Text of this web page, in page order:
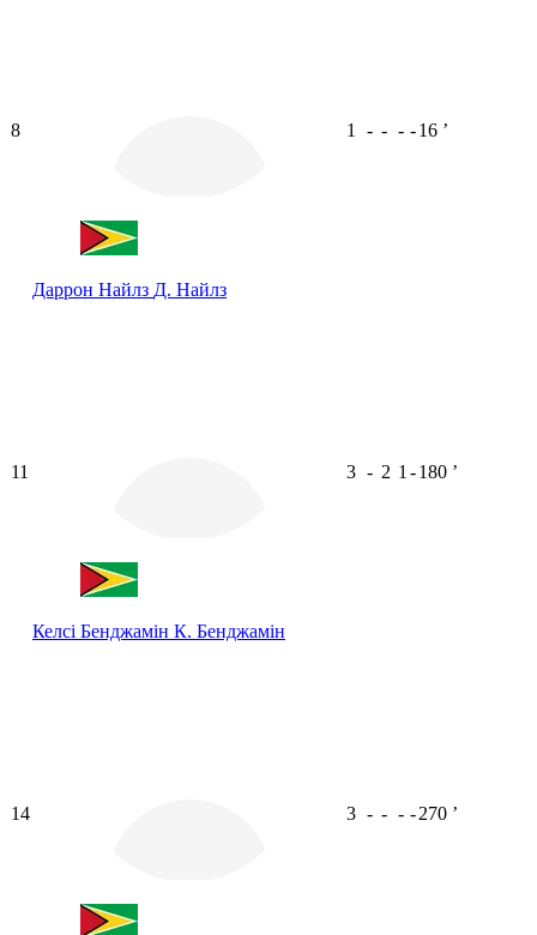
8
Даррон Найлз Д. Найлз
1 - - - -16 ʼ
11
Келсі Бенджамін К. Бенджамін
3 - 2 1 -180 ʼ
14 3 - - - -270 ʼ